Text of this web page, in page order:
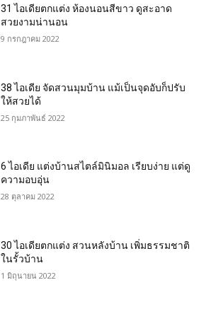
31 ไอเดียตกแต่ง ห้องนอนสีขาว ดูสะอาด
สวยงามน่านอน
9 กรกฎาคม 2022
38 ไอเดีย จัดสวนมุมบ้าน แม้เป็นจุดอับก็ปรับ
ให้สวยได้
25 กุมภาพันธ์ 2022
6 ไอเดีย แต่งบ้านสไตล์มินิมอล เรียบง่าย แต่ดู
ความอบอุ่น
28 ตุลาคม 2022
30 ไอเดียตกแต่ง สวนหลังบ้าน เพิ่มธรรมชาติ
ในรั้วบ้าน
1 มิถุนายน 2022